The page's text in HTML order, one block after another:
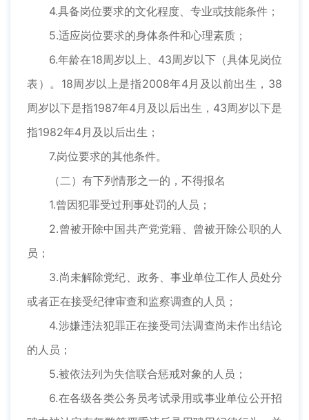
4.具备岗位要求的文化程度、专业或技能条件；
5.适应岗位要求的身体条件和心理素质；
6.年龄在18周岁以上、43周岁以下（具体见岗位
表）。18周岁以上是指2008年4月及以前出生，38
周岁以下是指1987年4月及以后出生，43周岁以下是
指1982年4月及以后出生；
7.岗位要求的其他条件。
（二）有下列情形之一的，不得报名
1.曾因犯罪受过刑事处罚的人员；
2.曾被开除中国共产党党籍、曾被开除公职的人
员；
3.尚未解除党纪、政务、事业单位工作人员处分
或者正在接受纪律审查和监察调查的人员；
4.涉嫌违法犯罪正在接受司法调查尚未作出结论
的人员；
5.被依法列为失信联合惩戒对象的人员；
6.在各级各类公务员考试录用或事业单位公开招